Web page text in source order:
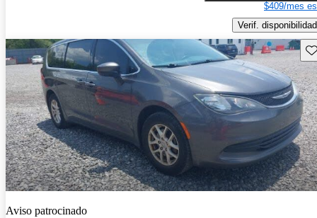
$409/mes
Verif. disponibilidad
Aviso patrocinado